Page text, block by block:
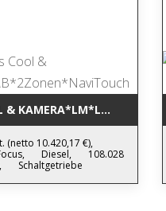
&
(netto 10.420,17 €),
Diesel,
108.028
Schaltgetriebe